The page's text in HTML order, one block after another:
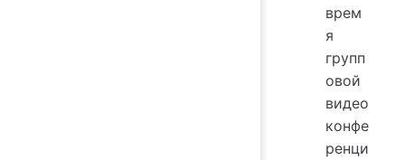
врем
я
групп
овой
видео
конфе
ренци